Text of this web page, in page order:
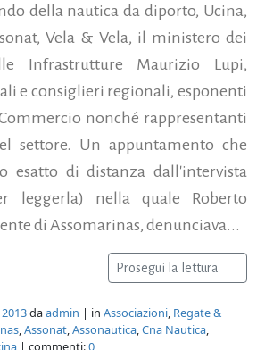
della nautica da diporto, Ucina,
Vela & Vela, il ministero dei
Infrastrutture Maurizio Lupi,
e consiglieri regionali, esponenti
nonché rappresentanti
settore. Un appuntamento che
esatto di distanza dall'intervista
leggerla) nella quale Roberto
di Assomarinas, denunciava...
Prosegui la lettura
daadmin | in Associazioni Regate &
Assonat Assonautica Cna Nautica
| commenti:0